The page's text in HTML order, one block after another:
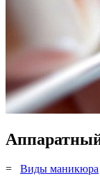
= Виды маникюра